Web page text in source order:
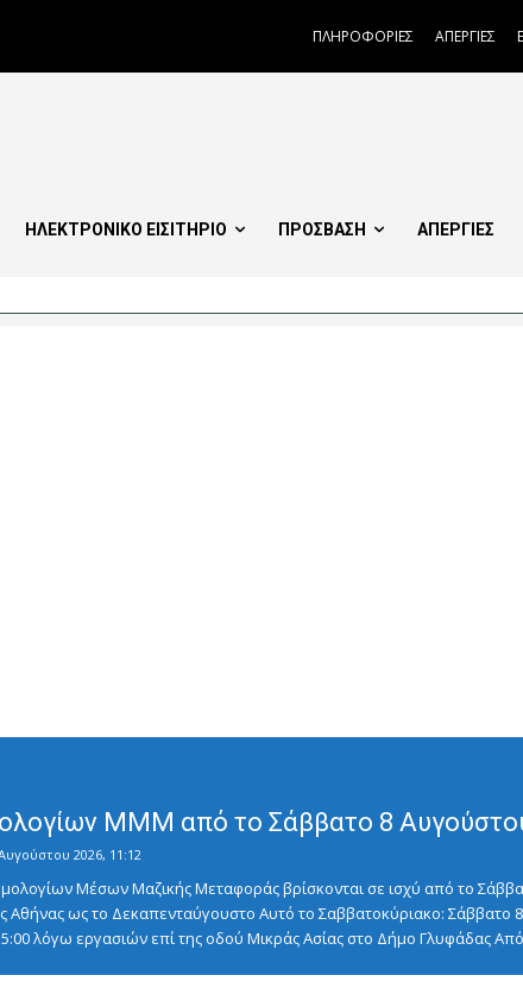
ΠΛΗΡΟΦΟΡΙΕΣ ΑΠΕΡΓΙΕΣ
ΗΛΕΚΤΡΟΝΙΚΟ ΕΙΣΙΤΗΡΙΟ ΠΡΟΣΒΑΣΗ ΑΠΕΡΓΙΕΣ
ΜΜΜ από το Σάββατο 8
2026, 11:12
Μέσων Μαζικής Μεταφοράς βρίσκονται σε ισχύ από το
Αθήνας ως το Δεκαπενταύγουστο Αυτό το Σαββατοκύριακο:
λόγω εργασιών επί της οδού Μικράς Ασίας στο Δήμο Γλυφάδας